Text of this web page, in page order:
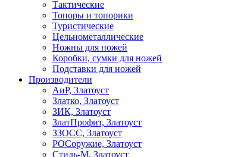
Тактические
Топоры и топорики
Туристические
Цельнометаллические
Ножны для ножей
Коробки, сумки для ножей
Подставки для ножей
Производители
АиР, Златоуст
Златко, Златоуст
ЗИК, Златоуст
ЗлатПрофит, Златоуст
ЗЗОСС, Златоуст
РОСоружие, Златоуст
Стиль-М, Златоуст